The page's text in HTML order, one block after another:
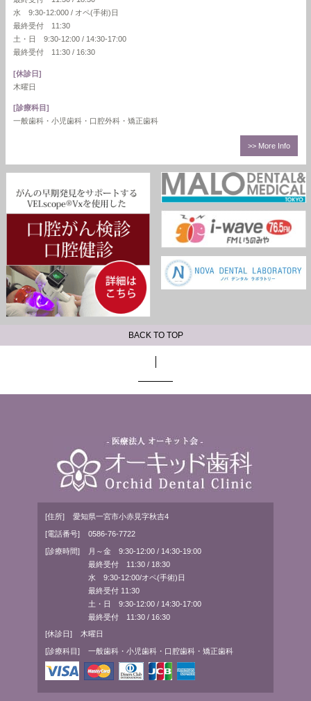
水 9:30-12:000 / オペ(手術)日
最終受付 11:30
土・日 9:30-12:00 / 14:30-17:00
最終受付 11:30 / 16:30
[休診日]
木曜日
[診療科目]
一般歯科・小児歯科・口腔外科・矯正歯科
>> More Info
BACK TO TOP
[住所] 愛知県一宮市小赤見字秋吉4
[電話番号] 0586-76-7722
[診療時間]
月～金 9:30-12:00 / 14:30-19:00
最終受付 11:30 / 18:30
水 9:30-12:00/オペ(手術)日
最終受付 11:30
土・日 9:30-12:00 / 14:30-17:00
最終受付 11:30 / 16:30
[休診日] 木曜日
[診療科目] 一般歯科・小児歯科・口腔歯科・矯正歯科